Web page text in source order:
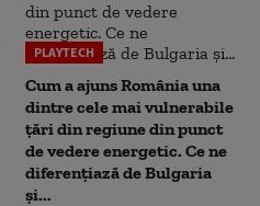
PLAYTECH
Cum a ajuns România una
dintre cele mai vulnerabile
țări din regiune din punct
de vedere energetic. Ce ne
diferențiază de Bulgaria
și...